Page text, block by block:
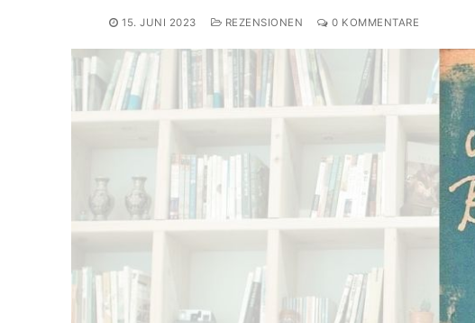
15. JUNI 2023 REZENSIONEN 0 KOMMENTARE